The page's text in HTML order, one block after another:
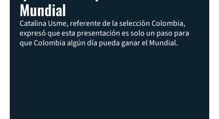
Mundial
Catalina Usme, referente de la selección Colombia,
expresó que esta presentación es solo un paso para
que Colombia algún día pueda ganar el Mundial.